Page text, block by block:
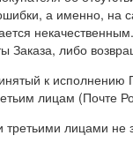
а именно, на
Заказа, либо
к исполнению
лицам (Почте
третьими лицами